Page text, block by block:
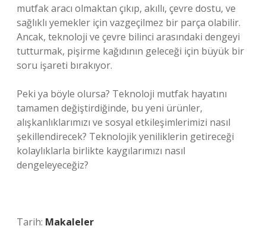
mutfak aracı olmaktan çıkıp, akıllı, çevre dostu, ve
sağlıklı yemekler için vazgeçilmez bir parça olabilir.
Ancak, teknoloji ve çevre bilinci arasındaki dengeyi
tutturmak, pişirme kağıdının geleceği için büyük bir
soru işareti bırakıyor.
Peki ya böyle olursa? Teknoloji mutfak hayatını
tamamen değiştirdiğinde, bu yeni ürünler,
alışkanlıklarımızı ve sosyal etkileşimlerimizi nasıl
şekillendirecek? Teknolojik yeniliklerin getireceği
kolaylıklarla birlikte kaygılarımızı nasıl
dengeleyeceğiz?
Tarih: Makaleler